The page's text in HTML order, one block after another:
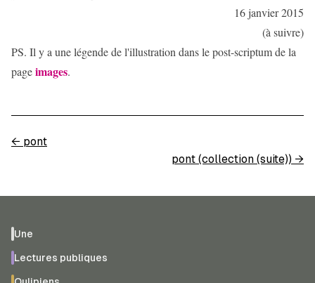
16 janvier 2015
(à suivre)
PS. Il y a une légende de l'illustration dans le post-scriptum de la
pageimages.
← pont
pont (collection (suite)) →
Une
Lectures publiques